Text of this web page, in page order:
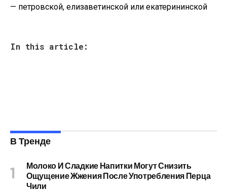
— петровской, елизаветинской или екатерининской
In this article:
В Тренде
Молоко И Сладкие Напитки Могут Снизить
Ощущение Жжения После Употребления Перца
Чили